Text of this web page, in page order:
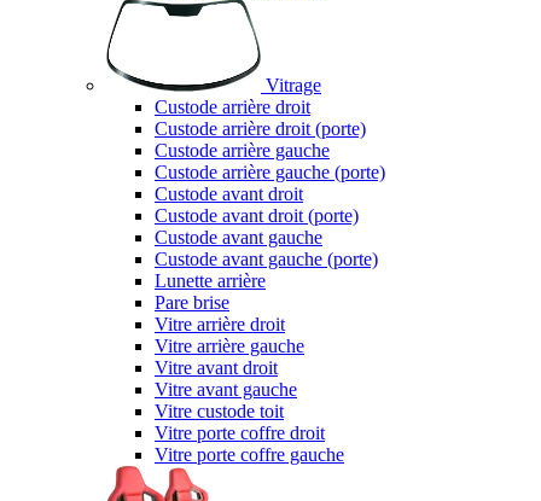
Vitrage
Custode arrière droit
Custode arrière droit (porte)
Custode arrière gauche
Custode arrière gauche (porte)
Custode avant droit
Custode avant droit (porte)
Custode avant gauche
Custode avant gauche (porte)
Lunette arrière
Pare brise
Vitre arrière droit
Vitre arrière gauche
Vitre avant droit
Vitre avant gauche
Vitre custode toit
Vitre porte coffre droit
Vitre porte coffre gauche